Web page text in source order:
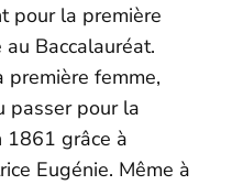
pour la première
au Baccalauréat.
première femme,
passer pour la
1861 grâce à
Eugénie. Même à